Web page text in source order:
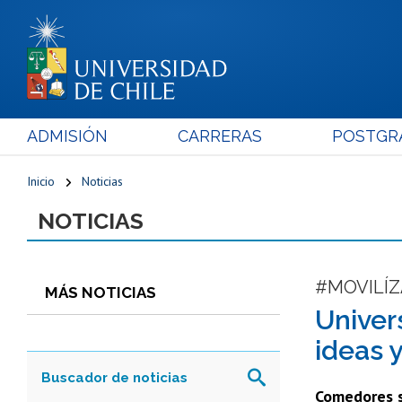
ADMISIÓN CARRERAS
Inicio Noticias
NOTICIAS
MÁS NOTICIAS
ideas